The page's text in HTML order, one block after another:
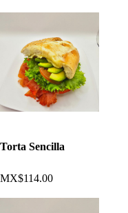
Torta Sencilla
MX$114.00